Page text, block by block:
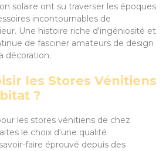
solaire ont su traverser les époques
incontournables de
Une histoire riche d'ingéniosité et
de fasciner amateurs de design
décoration.
les Stores Vénitiens
?
les stores vénitiens de chez
le choix d'une qualité
faire éprouvé depuis des